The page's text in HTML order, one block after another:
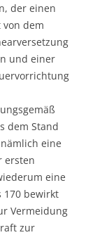
der einen
dem
und einer
dem Stand
eine
ersten
eine
170 bewirkt
Vermeidung
zur